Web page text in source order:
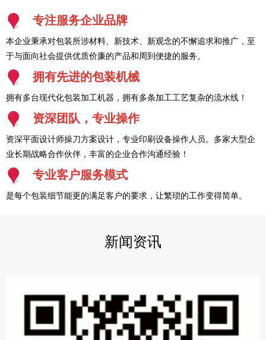
专注服务企业品牌
本企业秉承对包装所涉材料、新技术、新观念的不懈追求和推广，至
于与面向社会提供优质价廉的产品和周到便捷的服务。
拥有先进的包装机械
拥有多台现代化包装加工机器，拥有多条加工工艺复杂的流水线！
资深团队，专业操作
资深平面设计师操刀方案设计，专业印刷设备操作人员。多家大型企
业长期战略合作伙伴，丰富的企业合作沟通经验！
专业客户服务模式
是每个包装细节能更的满足客户的要求，让繁琐的工作变得简单。
新闻资讯